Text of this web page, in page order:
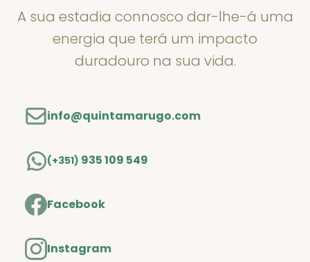
A sua estadia connosco dar-lhe-á uma
energia que terá um impacto
duradouro na sua vida.
info@quintamarugo.com
(+351) 935 109 549
Facebook
Instagram